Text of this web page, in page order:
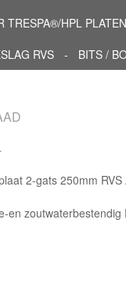
TRESPA®/HPL PLATEN
RVS BITS /
2-gats 250mm RVS
en zoutwaterbestendig